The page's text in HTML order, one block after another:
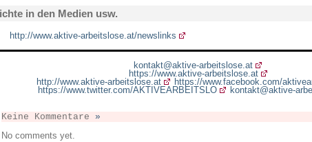
in den Medien usw.
http://www.aktive-arbeitslose.at/newslinks
kontakt@aktive-arbeitslose.at
https://www.aktive-arbeitslose.at
http://www.aktive-arbeitslose.at
https://www.facebook.com/
https://www.twitter.com/AKTIVEARBEITSLO
kontakt@aktive-
Keine Kommentare »
No comments yet.